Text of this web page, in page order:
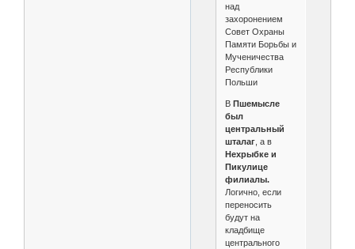
над
захоронением
Совет Охраны
Памяти Борьбы и
Мученичества
Республики
Польши
В Пшемысле
был
центральный
шталаг, а в
Нехрыбке и
Пикулице
филиалы.
Логично, если
переносить
будут на
кладбище
центрального